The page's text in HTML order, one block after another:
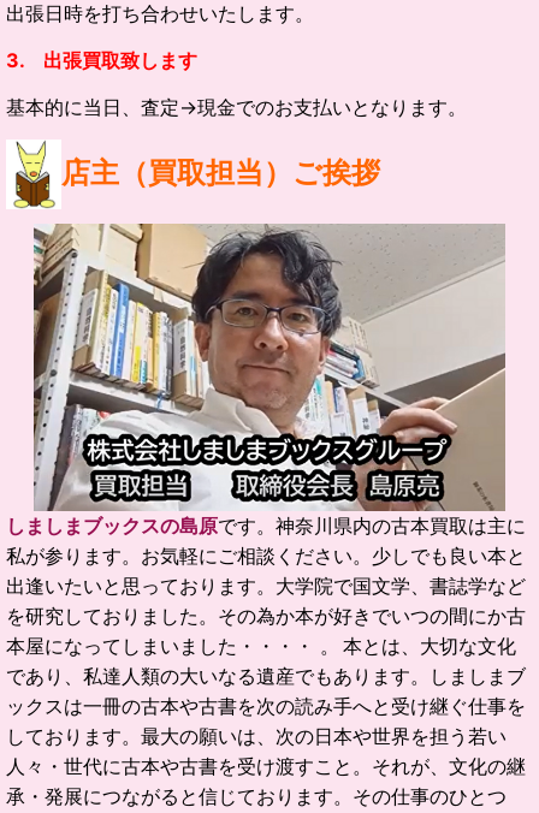
出張日時を打ち合わせいたします。
3. 出張買取致します
基本的に当日、査定→現金でのお支払いとなります。
店主（買取担当）ご挨拶
しましまブックスの島原です。 神奈川県内の古本買取は主に
私が参ります。お気軽にご相談ください。 少しでも良い本と
出逢いたいと思っております。 大学院で国文学、書誌学など
を研究しておりました。 その為か本が好きでいつの間にか古
本屋になってしまいました・・・・ 。
本とは、大切な文化
であり、私達人類の大いなる遺産でもあります。
しましまブ
ックスは一冊の古本や古書を次の読み手へと受け継ぐ仕事を
しております。 最大の願いは、次の日本や世界を担う若い
人々・世代に古本や古書を受け渡すこと。 それが、文化の継
承・発展につながると信じております。 その仕事のひとつ